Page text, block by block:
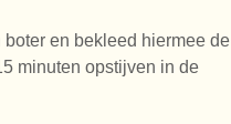
en bekleed hiermee de
minuten opstijven in de